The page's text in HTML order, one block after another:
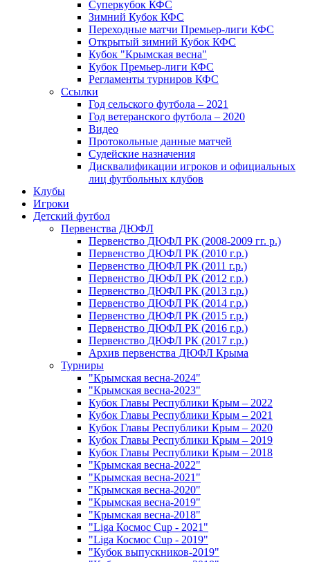
Суперкубок КФС
Зимний Кубок КФС
Переходные матчи Премьер-лиги КФС
Открытый зимний Кубок КФС
Кубок "Крымская весна"
Кубок Премьер-лиги КФС
Регламенты турниров КФС
Ссылки
Год сельского футбола – 2021
Год ветеранского футбола – 2020
Видео
Протокольные данные матчей
Судейские назначения
Дисквалификации игроков и официальных
лиц футбольных клубов
Клубы
Игроки
Детский футбол
Первенства ДЮФЛ
Первенство ДЮФЛ РК (2008-2009 гг. р.)
Первенство ДЮФЛ РК (2010 г.р.)
Первенство ДЮФЛ РК (2011 г.р.)
Первенство ДЮФЛ РК (2012 г.р.)
Первенство ДЮФЛ РК (2013 г.р.)
Первенство ДЮФЛ РК (2014 г.р.)
Первенство ДЮФЛ РК (2015 г.р.)
Первенство ДЮФЛ РК (2016 г.р.)
Первенство ДЮФЛ РК (2017 г.р.)
Архив первенства ДЮФЛ Крыма
Турниры
"Крымская весна-2024"
"Крымская весна-2023"
Кубок Главы Республики Крым – 2022
Кубок Главы Республики Крым – 2021
Кубок Главы Республики Крым – 2020
Кубок Главы Республики Крым – 2019
Кубок Главы Республики Крым – 2018
"Крымская весна-2022"
"Крымская весна-2021"
"Крымская весна-2020"
"Крымская весна-2019"
"Крымская весна-2018"
"Liga Космос Cup - 2021"
"Liga Космос Cup - 2019"
"Кубок выпускников-2019"